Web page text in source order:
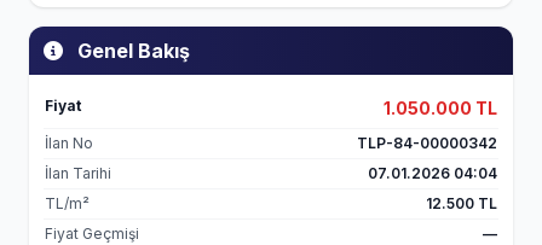
Genel Bakış
Fiyat 1.050.000 TL
İlan No
TLP-84-00000342
İlan Tarihi
07.01.2026 04:04
TL/m²
12.500 TL
Fiyat Geçmişi
—